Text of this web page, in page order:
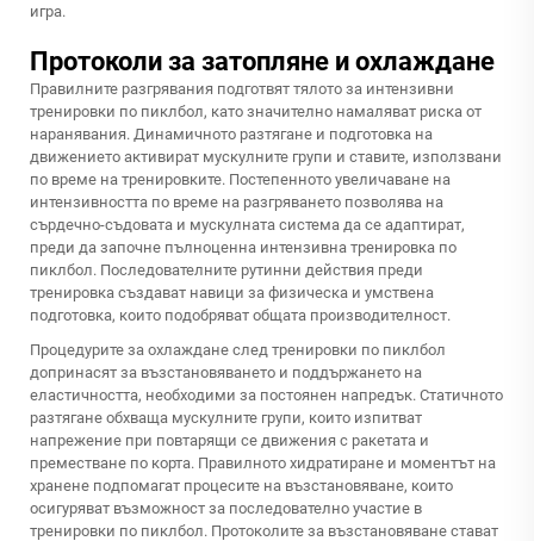
игра.
Протоколи за затопляне и охлаждане
Правилните разгрявания подготвят тялото за интензивни
тренировки по пиклбол, като значително намаляват риска от
наранявания. Динамичното разтягане и подготовка на
движението активират мускулните групи и ставите, използвани
по време на тренировките. Постепенното увеличаване на
интензивността по време на разгряването позволява на
сърдечно-съдовата и мускулната система да се адаптират,
преди да започне пълноценна интензивна тренировка по
пиклбол. Последователните рутинни действия преди
тренировка създават навици за физическа и умствена
подготовка, които подобряват общата производителност.
Процедурите за охлаждане след тренировки по пиклбол
допринасят за възстановяването и поддържането на
еластичността, необходими за постоянен напредък. Статичното
разтягане обхваща мускулните групи, които изпитват
напрежение при повтарящи се движения с ракетата и
преместване по корта. Правилното хидратиране и моментът на
хранене подпомагат процесите на възстановяване, които
осигуряват възможност за последователно участие в
тренировки по пиклбол. Протоколите за възстановяване стават